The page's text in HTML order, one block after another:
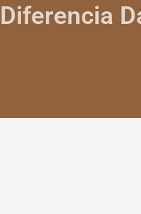
Diferencia